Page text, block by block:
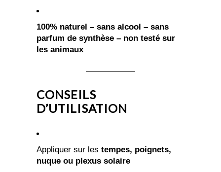
100% naturel – sans alcool – sans
parfum de synthèse – non testé sur
les animaux
CONSEILS
D’UTILISATION
Appliquer sur les tempes, poignets,
nuque ou plexus solaire